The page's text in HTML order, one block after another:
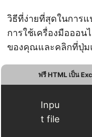
วิธีที่ง่ายที่สุดในการแ
การใช้เครื่องมือออน
ของคุณและคลิกที่ปุ่ม
ฟรี HTML เป็น
Inpu
t file